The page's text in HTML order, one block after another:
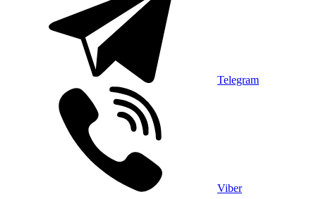
Telegram
Viber